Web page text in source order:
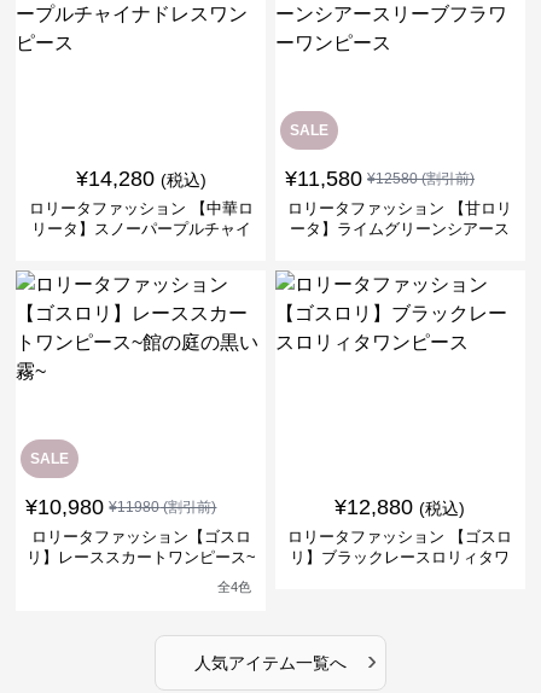
¥14,280 (税込)
ロリータファッション 【中華ロ
リータ】スノーパープルチャイ
SALE
¥11,580 ¥12580(割引前)
ロリータファッション 【甘ロリ
ータ】ライムグリーンシアース
SALE
¥10,980 ¥11980(割引前)
ロリータファッション【ゴスロ
リ】レーススカートワンピース~
全4色
¥12,880 (税込)
ロリータファッション 【ゴスロ
リ】ブラックレースロリィタワ
人気アイテム一覧へ ›